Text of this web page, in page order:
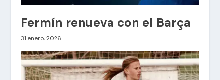
Fermín renueva con el Barça
31 enero, 2026